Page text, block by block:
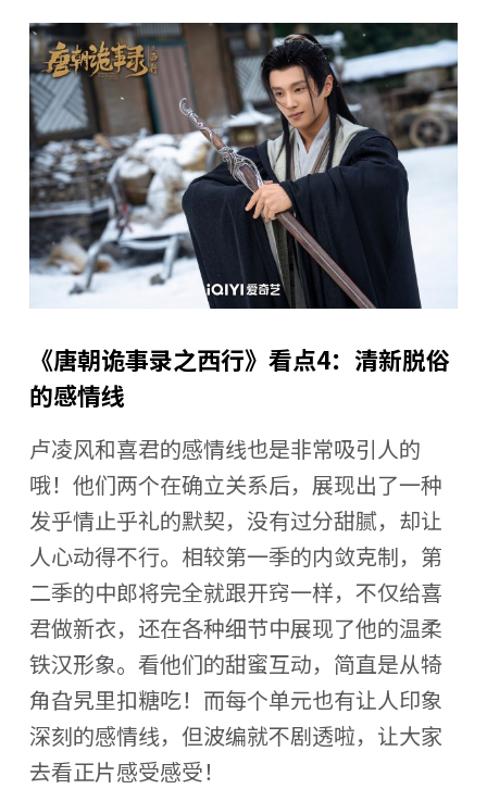
《唐朝诡事录之西行》看点4：清新脱俗
的感情线
卢凌风和喜君的感情线也是非常吸引人的
哦！他们两个在确立关系后，展现出了一种
发乎情止乎礼的默契，没有过分甜腻，却让
人心动得不行。相较第一季的内敛克制，第
二季的中郎将完全就跟开窍一样，不仅给喜
君做新衣，还在各种细节中展现了他的温柔
铁汉形象。看他们的甜蜜互动，简直是从犄
角旮旯里扣糖吃！而每个单元也有让人印象
深刻的感情线，但波编就不剧透啦，让大家
去看正片感受感受！